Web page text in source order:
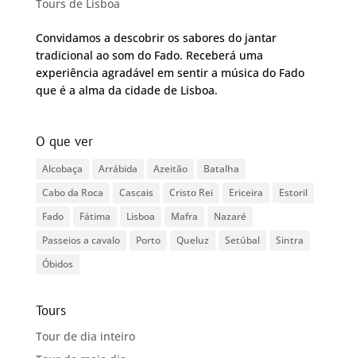
Tours de Lisboa
Convidamos a descobrir os sabores do jantar
tradicional ao som do Fado. Receberá uma
experiência agradável em sentir a música do Fado
que é a alma da cidade de Lisboa.
O que ver
Alcobaça Arrábida Azeitão
Batalha
Cabo da Roca
Cascais Cristo Rei Ericeira
Estoril
Fado
Fátima Lisboa Mafra
Nazaré
Passeios a cavalo
Porto Queluz Setúbal
Sintra
Óbidos
Tours
Tour de dia inteiro